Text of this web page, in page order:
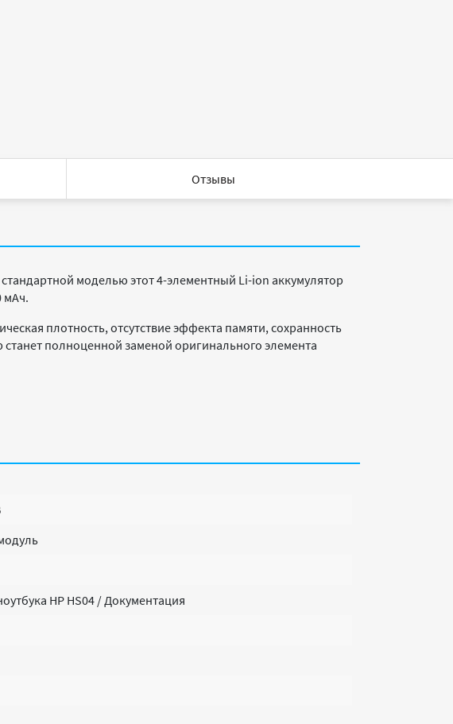
Отзывы
моделью этот 4-элементный Li-ion аккумулятор
мАч.
плотность, отсутствие эффекта памяти, сохранность
полноценной заменой оригинального элемента
HP HS04 / Документация